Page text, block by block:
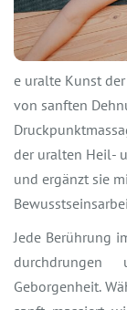
e uralte Kunst
von sanften
der uralten Heil-
und ergänzt sie
Jede Berührung
Geborgenheit.